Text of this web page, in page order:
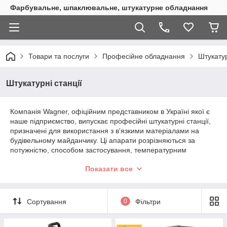
Фарбувальне, шпаклювальне, штукатурне обладнання
Товари та послуги Професійне обладнання
Штукатурні станції
Компанія Wagner, офіційним представником в Україні якої є
наше підприємство, випускає професійні штукатурні станції,
призначені для використання з в'язкими матеріалами на
будівельному майданчику. Ці апарати розрізняються за
потужністю, способом застосування, температурним
збирання, чудова продуктивність і максимальна зручність
Особливості штукатурних апаратів
Wagner
Показати все
Сортування 0 Фільтри